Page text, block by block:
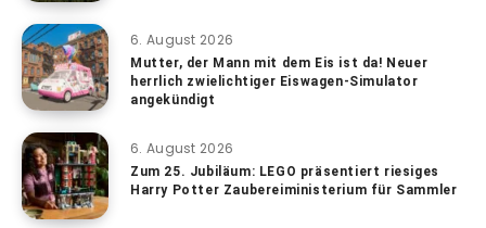
6. August 2026
Mutter, der Mann mit dem Eis ist da! Neuer
herrlich zwielichtiger Eiswagen-Simulator
angekündigt
6. August 2026
Zum 25. Jubiläum: LEGO präsentiert riesiges
Harry Potter Zaubereiministerium für Sammler